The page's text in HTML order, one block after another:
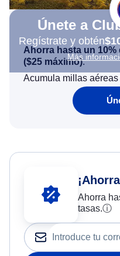
Únete a
Regístrate y obtén
Más
Ahorra hasta un 10%
($25 máximo).
Acumula millas
Ahorra
tasas.ⓘ